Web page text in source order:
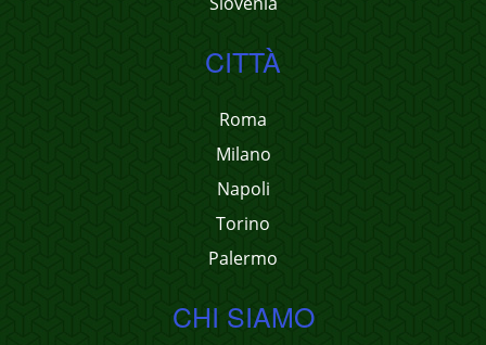
CITTÀ
Roma
Milano
Napoli
Torino
Palermo
CHI SIAMO